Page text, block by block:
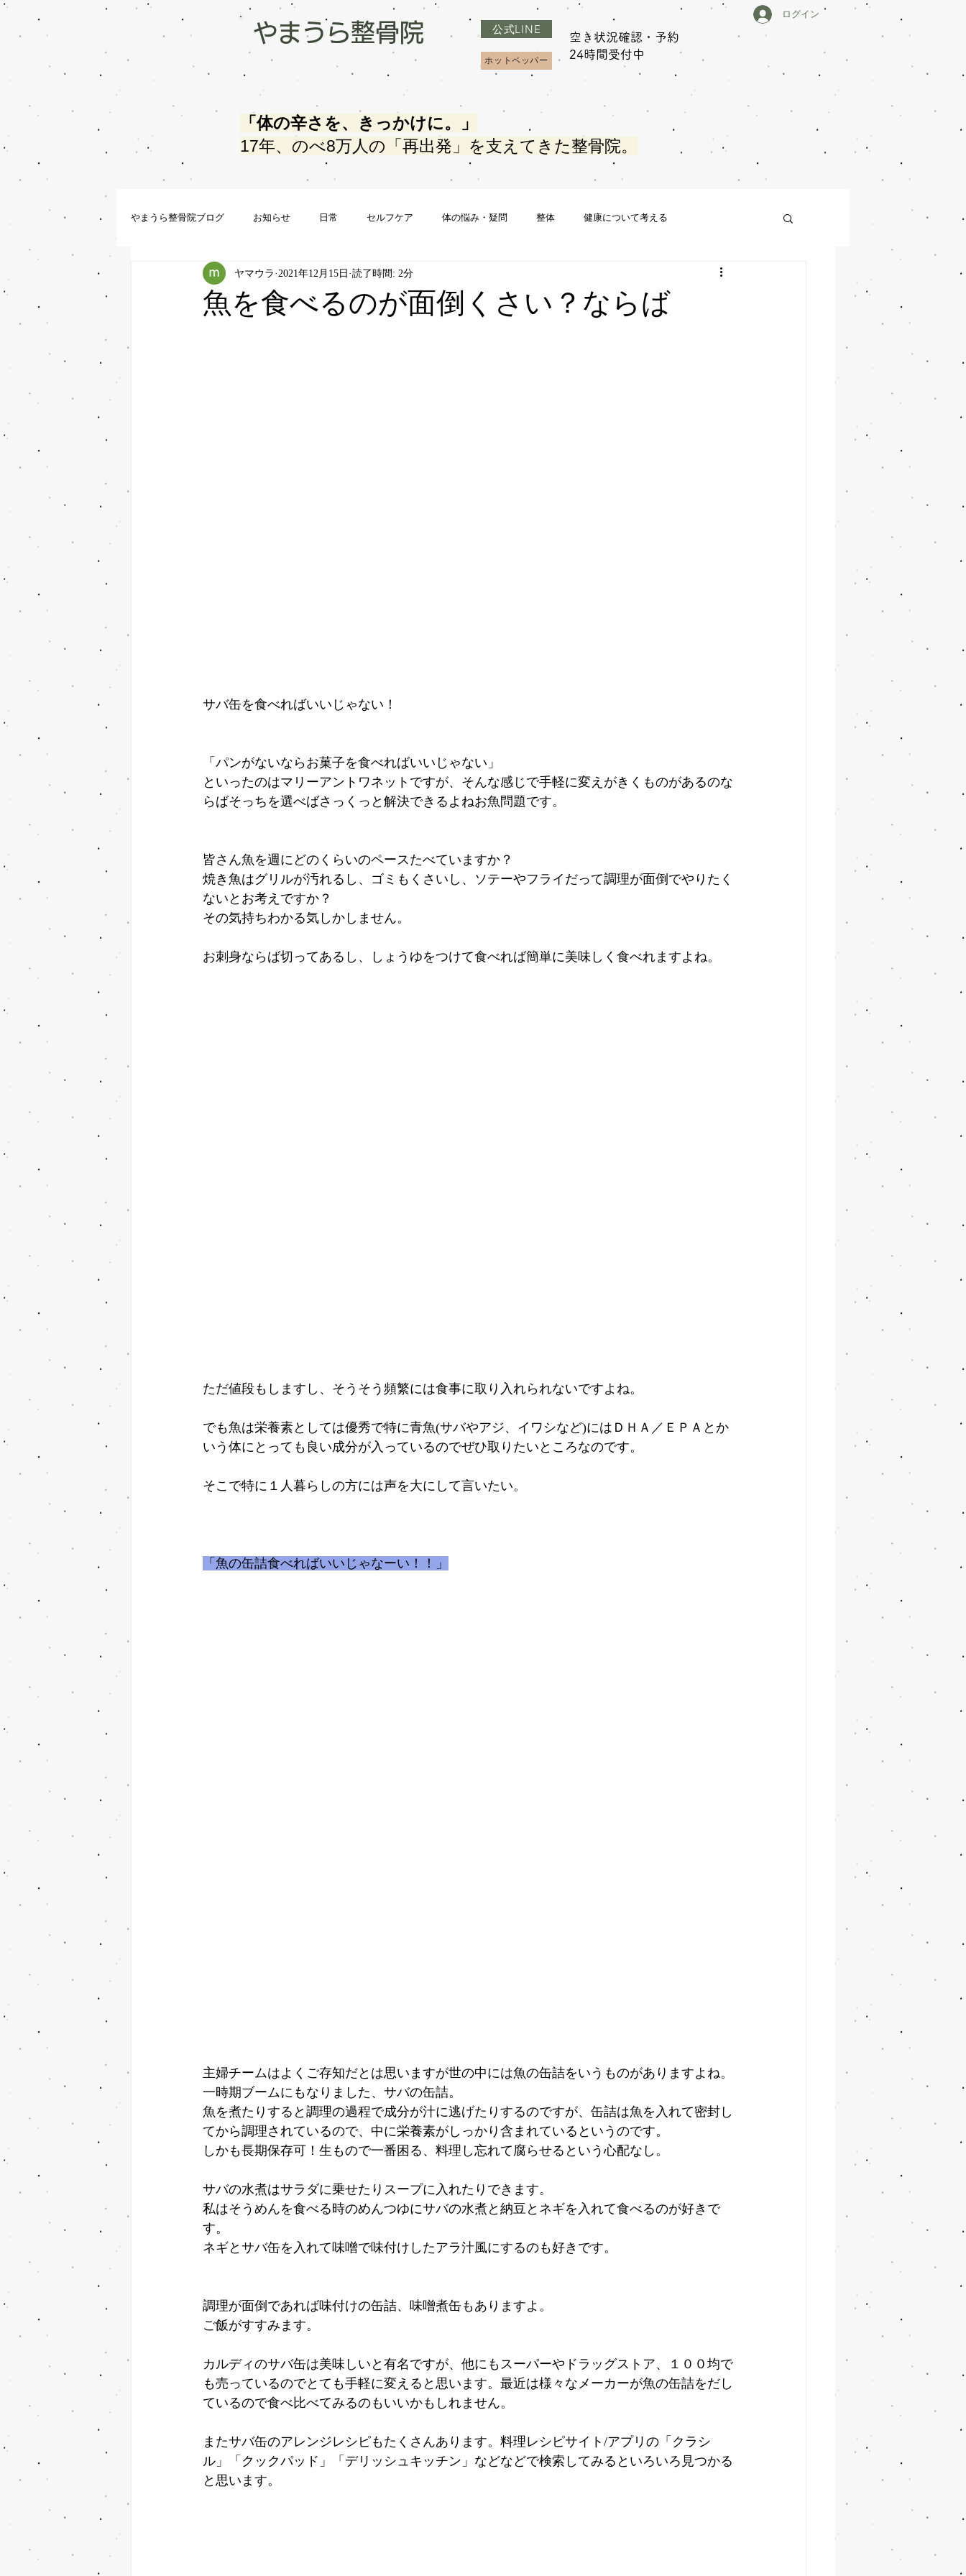
やまうら整骨院 公式LINE
ホットペッパー
空き状況確認・予約
​24時間受付中
ログイン
「体の辛さを、きっかけに。」
17年、のべ8万人の「再出発」を支えてきた整骨院。
やまうら整骨院ブログ お知らせ 日常 セルフケア 体の悩み・疑問 整体 健康について考える
魚を食べるのが面倒くさい？ならば
ヤマウラ 2021年12月15日 読了時間: 2分
サバ缶を食べればいいじゃない！
「パンがないならお菓子を食べればいいじゃない」
といったのはマリーアントワネットですが、そんな感じで手軽に変えがきくものがあるのな
らばそっちを選べばさっくっと解決できるよねお魚問題です。
皆さん魚を週にどのくらいのペースたべていますか？
焼き魚はグリルが汚れるし、ゴミもくさいし、ソテーやフライだって調理が面倒でやりたく
ないとお考えですか？
その気持ちわかる気しかしません。
お刺身ならば切ってあるし、しょうゆをつけて食べれば簡単に美味しく食べれますよね。
ただ値段もしますし、そうそう頻繁には食事に取り入れられないですよね。
でも魚は栄養素としては優秀で特に青魚(サバやアジ、イワシなど)にはＤＨＡ／ＥＰＡとか
いう体にとっても良い成分が入っているのでぜひ取りたいところなのです。
そこで特に１人暮らしの方には声を大にして言いたい。
「魚の缶詰食べればいいじゃなーい！！」
主婦チームはよくご存知だとは思いますが世の中には魚の缶詰をいうものがありますよね。
一時期ブームにもなりました、サバの缶詰。
魚を煮たりすると調理の過程で成分が汁に逃げたりするのですが、缶詰は魚を入れて密封し
てから調理されているので、中に栄養素がしっかり含まれているというのです。
しかも長期保存可！生もので一番困る、料理し忘れて腐らせるという心配なし。
サバの水煮はサラダに乗せたりスープに入れたりできます。
私はそうめんを食べる時のめんつゆにサバの水煮と納豆とネギを入れて食べるのが好きで
す。
ネギとサバ缶を入れて味噌で味付けしたアラ汁風にするのも好きです。
調理が面倒であれば味付けの缶詰、味噌煮缶もありますよ。
ご飯がすすみます。
カルディのサバ缶は美味しいと有名ですが、他にもスーパーやドラッグストア、１００均で
も売っているのでとても手軽に変えると思います。最近は様々なメーカーが魚の缶詰をだし
ているので食べ比べてみるのもいいかもしれません。
またサバ缶のアレンジレシピもたくさんあります。料理レシピサイト/アプリの「クラシ
ル」「クックパッド」「デリッシュキッチン」などなどで検索してみるといろいろ見つかる
と思います。